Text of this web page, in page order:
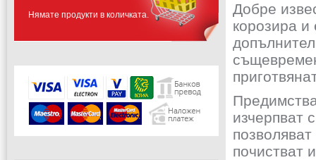
Добре
корозира и
изчерпват
почистват
Нямате продукти в количката.